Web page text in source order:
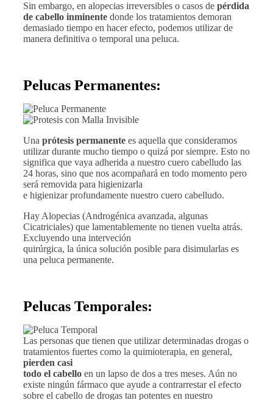
Sin embargo, en alopecias irreversibles o casos de pérdida
de cabello inminente donde los tratamientos demoran
demasiado tiempo en hacer efecto, podemos utilizar de
manera definitiva o temporal una peluca.
Pelucas Permanentes:
Una prótesis permanente es aquella que consideramos
utilizar durante mucho tiempo o quizá por siempre. Esto no
significa que vaya adherida a nuestro cuero cabelludo las
24 horas, sino que nos acompañará en todo momento pero
será removida para higienizarla
e higienizar profundamente nuestro cuero cabelludo.
Hay Alopecias (Androgénica avanzada, algunas
Cicatriciales) que lamentablemente no tienen vuelta atrás.
Excluyendo una interveción
quirúrgica, la única solución posible para disimularlas es
una peluca permanente.
Pelucas Temporales:
Las personas que tienen que utilizar determinadas drogas o
tratamientos fuertes como la quimioterapia, en general,
pierden casi
todo el cabello en un lapso de dos a tres meses. Aún no
existe ningún fármaco que ayude a contrarrestar el efecto
sobre el cabello de drogas tan potentes en nuestro